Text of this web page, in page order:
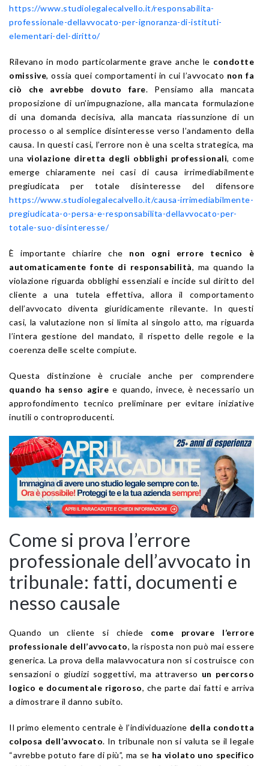
https://www.studiolegalecalvello.it/responsabilita-
professionale-dellavvocato-per-ignoranza-di-istituti-
elementari-del-diritto/
Rilevano in modo particolarmente grave anche le condotte
omissive, ossia quei comportamenti in cui l’avvocato non fa
ciò che avrebbe dovuto fare. Pensiamo alla mancata
proposizione di un’impugnazione, alla mancata formulazione
di una domanda decisiva, alla mancata riassunzione di un
processo o al semplice disinteresse verso l’andamento della
causa. In questi casi, l’errore non è una scelta strategica, ma
una violazione diretta degli obblighi professionali, come
emerge chiaramente nei casi di causa irrimediabilmente
pregiudicata per totale disinteresse del difensore
https://www.studiolegalecalvello.it/causa-irrimediabilmente-
pregiudicata-o-persa-e-responsabilita-dellavvocato-per-
totale-suo-disinteresse/
È importante chiarire che non ogni errore tecnico è
automaticamente fonte di responsabilità, ma quando la
violazione riguarda obblighi essenziali e incide sul diritto del
cliente a una tutela effettiva, allora il comportamento
dell’avvocato diventa giuridicamente rilevante. In questi
casi, la valutazione non si limita al singolo atto, ma riguarda
l’intera gestione del mandato, il rispetto delle regole e la
coerenza delle scelte compiute.
Questa distinzione è cruciale anche per comprendere
quando ha senso agire e quando, invece, è necessario un
approfondimento tecnico preliminare per evitare iniziative
inutili o controproducenti.
Come si prova l’errore
professionale dell’avvocato in
tribunale: fatti, documenti e
nesso causale
Quando un cliente si chiede come provare l’errore
professionale dell’avvocato, la risposta non può mai essere
generica. La prova della malavvocatura non si costruisce con
sensazioni o giudizi soggettivi, ma attraverso un percorso
logico e documentale rigoroso, che parte dai fatti e arriva
a dimostrare il danno subito.
Il primo elemento centrale è l’individuazione della condotta
colposa dell’avvocato. In tribunale non si valuta se il legale
“avrebbe potuto fare di più”, ma se ha violato uno specifico